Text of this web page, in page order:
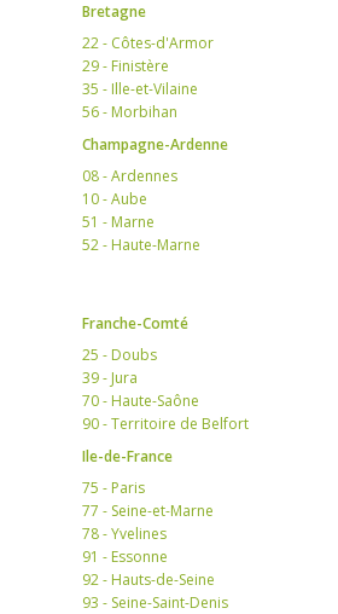
Bretagne
22 - Côtes-d'Armor
29 - Finistère
35 - Ille-et-Vilaine
56 - Morbihan
Champagne-Ardenne
08 - Ardennes
10 - Aube
51 - Marne
52 - Haute-Marne
Franche-Comté
25 - Doubs
39 - Jura
70 - Haute-Saône
90 - Territoire de Belfort
Ile-de-France
75 - Paris
77 - Seine-et-Marne
78 - Yvelines
91 - Essonne
92 - Hauts-de-Seine
93 - Seine-Saint-Denis